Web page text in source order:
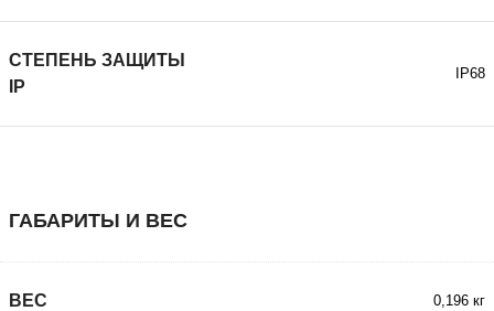
СТЕПЕНЬ ЗАЩИТЫ
IP
IP68
ГАБАРИТЫ И ВЕС
ВЕС 0,196 кг